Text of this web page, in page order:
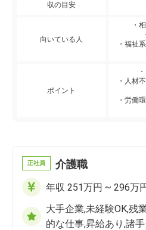
収の目安
向いている人
・
・福祉
ポイント
・人材
・労働
正社員 介護職
年収 251万円 ~ 296万
大手企業,未経験OK,残
的な仕事,昇給あり,諸手